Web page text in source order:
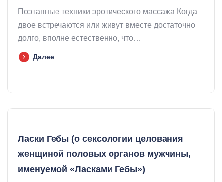
Поэтапные техники эротического массажа Когда
двое встречаются или живут вместе достаточно
долго, вполне естественно, что…
Далее
Ласки Гебы (о сексологии целования
женщиной половых органов мужчины,
именуемой «Ласками Гебы»)